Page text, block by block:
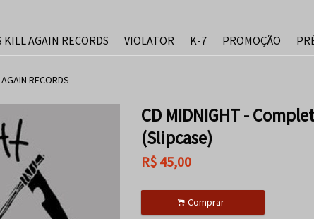
AGAIN RECORDS VIOLATOR K-7 PROMOÇÃO
RECORDS
CD MIDNIGHT -
(Slipcase)
R$ 45,00
. Comprar